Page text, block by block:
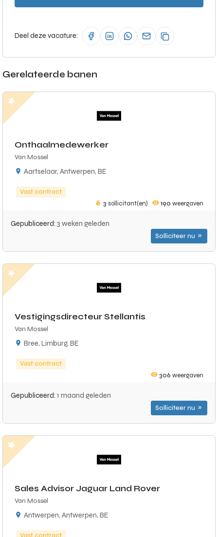
Deel deze vacature:
Gerelateerde banen
Onthaalmedewerker
Van Mossel
Aartselaar, Antwerpen, BE
Vast contract
3 sollicitant(en) 190 weergaven
Gepubliceerd: 3 weken geleden
Solliciteer nu
Vestigingsdirecteur Stellantis
Van Mossel
Bree, Limburg, BE
Vast contract
306 weergaven
Gepubliceerd: 1 maand geleden
Solliciteer nu
Sales Advisor Jaguar Land Rover
Van Mossel
Antwerpen, Antwerpen, BE